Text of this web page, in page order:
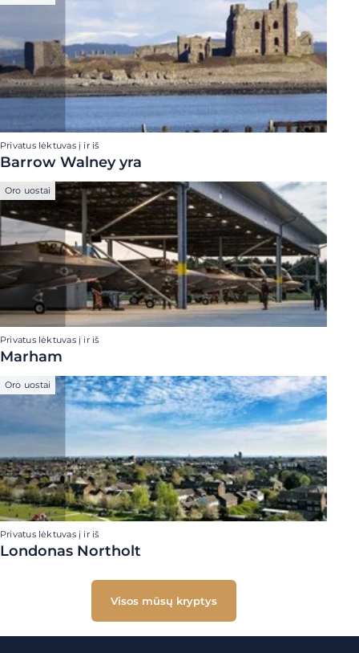
Privatus lėktuvas į ir iš
Barrow Walney yra
Oro uostai
Privatus lėktuvas į ir iš
Marham
Oro uostai
Privatus lėktuvas į ir iš
Londonas Northolt
Visos mūsų kryptys